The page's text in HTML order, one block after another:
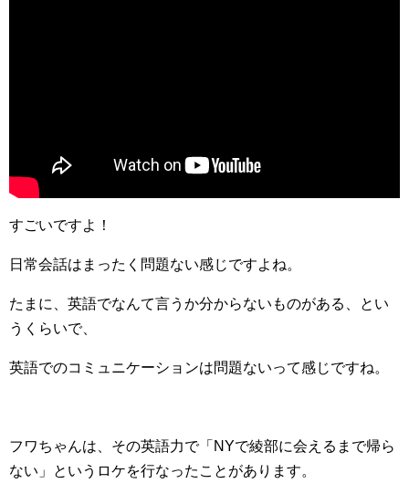
すごいですよ！
日常会話はまったく問題ない感じですよね。
たまに、英語でなんて言うか分からないものがある、とい
うくらいで、
英語でのコミュニケーションは問題ないって感じですね。
フワちゃんは、その英語力で「NYで綾部に会えるまで帰ら
ない」というロケを行なったことがあります。